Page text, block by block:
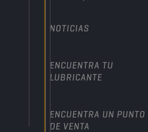
NOTICIAS
ENCUENTRA TU
LUBRICANTE
ENCUENTRA UN PUNTO
DE VENTA